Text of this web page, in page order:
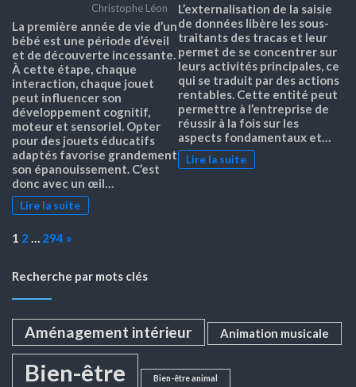
Christophe Léon
La première année de vie d’un
bébé est une période d’éveil
et de découverte incessante.
À cette étape, chaque
interaction, chaque jouet
peut influencer son
développement cognitif,
moteur et sensoriel. Opter
pour des jouets éducatifs
adaptés favorise grandement
son épanouissement. C’est
donc avec un œil…
Lire la suite
L’externalisation de la saisie
de données libère les sous-
traitants des tracas et leur
permet de se concentrer sur
leurs activités principales, ce
qui se traduit par des actions
rentables. Cette entité peut
permettre à l’entreprise de
réussir à la fois sur les
aspects fondamentaux et…
Lire la suite
Page:
1 2 … 294 Next
»
Recherche par mots clés
Aménagement intérieur Animation musicale
Bien-être Bien-être animal